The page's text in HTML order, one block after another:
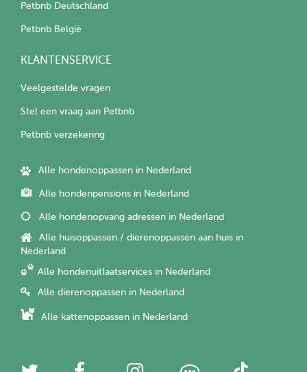
Petbnb Deutschland
Petbnb België
KLANTENSERVICE
Veelgestelde vragen
Stel een vraag aan Petbnb
Petbnb verzekering
Alle hondenoppassen in Nederland
Alle hondenpensions in Nederland
Alle hondenopvang adressen in Nederland
Alle huisoppassen / dierenoppassen aan huis in
Nederland
Alle hondenuitlaatservices in Nederland
Alle dierenoppassen in Nederland
Alle kattenoppassen in Nederland